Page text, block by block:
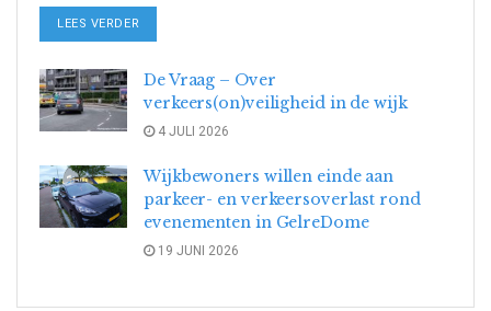
LEES VERDER
De Vraag – Over
verkeers(on)veiligheid in de wijk
4 JULI 2026
Wijkbewoners willen einde aan
parkeer- en verkeersoverlast rond
evenementen in GelreDome
19 JUNI 2026